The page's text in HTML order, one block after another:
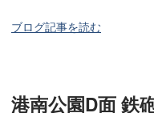
ブログ記事を読む
港南公園D面 鉄